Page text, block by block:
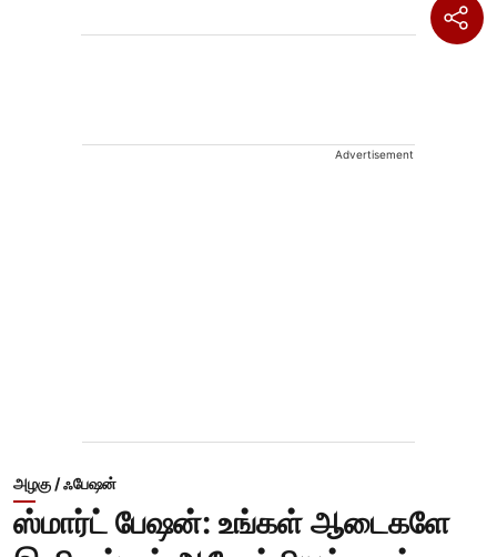
Advertisement
அழகு / ஃபேஷன்
ஸ்மார்ட் பேஷன்: உங்கள் ஆடைகளே